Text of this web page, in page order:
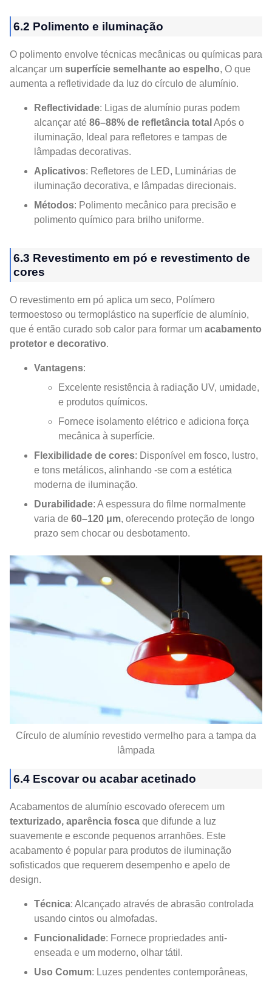
6.2 Polimento e iluminação
O polimento envolve técnicas mecânicas ou químicas para
alcançar um superfície semelhante ao espelho, O que
aumenta a refletividade da luz do círculo de alumínio.
Reflectividade: Ligas de alumínio puras podem
alcançar até 86–88% de refletância total Após o
iluminação, Ideal para refletores e tampas de
lâmpadas decorativas.
Aplicativos: Refletores de LED, Luminárias de
iluminação decorativa, e lâmpadas direcionais.
Métodos: Polimento mecânico para precisão e
polimento químico para brilho uniforme.
6.3 Revestimento em pó e revestimento de
cores
O revestimento em pó aplica um seco, Polímero
termoestoso ou termoplástico na superfície de alumínio,
que é então curado sob calor para formar um acabamento
protetor e decorativo.
Vantagens:
Excelente resistência à radiação UV, umidade,
e produtos químicos.
Fornece isolamento elétrico e adiciona força
mecânica à superfície.
Flexibilidade de cores: Disponível em fosco, lustro,
e tons metálicos, alinhando -se com a estética
moderna de iluminação.
Durabilidade: A espessura do filme normalmente
varia de 60–120 μm, oferecendo proteção de longo
prazo sem chocar ou desbotamento.
Círculo de alumínio revestido vermelho para a tampa da
lâmpada
6.4 Escovar ou acabar acetinado
Acabamentos de alumínio escovado oferecem um
texturizado, aparência fosca que difunde a luz
suavemente e esconde pequenos arranhões. Este
acabamento é popular para produtos de iluminação
sofisticados que requerem desempenho e apelo de
design.
Técnica: Alcançado através de abrasão controlada
usando cintos ou almofadas.
Funcionalidade: Fornece propriedades anti-
enseada e um moderno, olhar tátil.
Uso Comum: Luzes pendentes contemporâneas,